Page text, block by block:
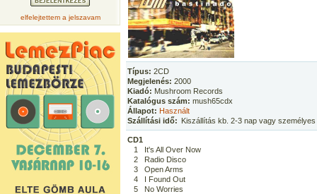
elfelejtettem a jelszavam
Típus: 2CD
Megjelenés: 2000
Kiadó: Mushroom Records
Katalógus szám: mush65cdx
Állapot: Használt
Szállítási idő: Kiszállítás kb. 2-3 nap vagy
CD1
1
It's All Over Now
2
Radio Disco
3
Open Arms
4
I Found Out
5
No Worries